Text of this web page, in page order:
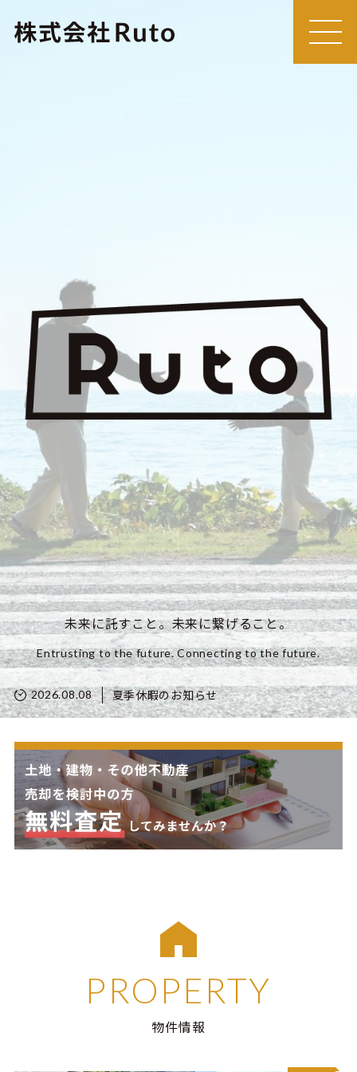
MEN
U
未来に託すこと。未来に繋げること。
Entrusting to the future. Connecting to the future.
2026.08.08 夏季休暇のお知らせ
PROPERTY
物件情報